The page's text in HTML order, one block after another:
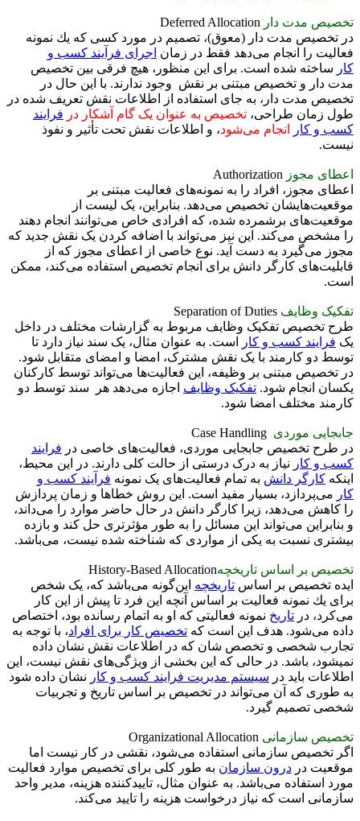
تخصیص مدت دار Deferred Allocation
در تخصیص مدت دار (معوق)، تصمیم در مورد كسی که یك نمونه
فعالیت را انجام می‌دهد فقط در زمان اجرای فرآیند کسب و
کار ساخته شده است. برای این منظور، هیچ فرقی بین تخصیص
مدت دار و تخصیص مبتنی بر نقش وجود ندارند. با این حال در
تخصیص مدت دار، به جای استفاده از اطلاعات نقش تعریف شده در
طول زمان طراحی، تخصیص به عنوان یک گام آشکار در فرایند
کسب و کار
انجام می‌شود، و اطلاعات نقش تحت تأثیر و نفوذ
نیست.
اعطای مجوز Authorization
اعطای مجوز، افراد را به نمونه‌های فعالیت مبتنی بر
موقعیت‌هایشان تخصیص می‌دهد. بنابراین، یک لیست از
موقعیت‌های برشمرده شده، که افرادی خاص می‌توانند انجام دهند
را مشخص می‌كند. این نیز می‌تواند با اضافه کردن یک نقش جدید كه
مجوز می‌گیرد به دست آید. نوع خاصی از اعطای مجوز که از
قابلیت‌های کارگر دانش برای انجام تخصیص استفاده می‌کند، ممکن
است.
تفکیک وظایف Separation of Duties
طرح تخصیص تفکیک وظایف مربوط به گزارشات مختلف در داخل
یک فرایند کسب و کار
است. به عنوان مثال، یک سند نیاز دارد تا
توسط دو کارمند با یک نقش مشترک، امضا و امضای متقابل شود.
در تخصیص مبتنی بر وظیفه، این فعالیت‌ها می‌تواند توسط کارکنان
یکسان انجام شود. تفکیک وظایف اجازه می‌دهد هر سند توسط دو
کارمند مختلف امضا شود.
جابجایی موردی
در طرح تخصیص جابجایی موردی، فعالیت‌های خاصی در فرایند
کسب و کار نیاز به درک درستی از حالت کلی دارند. در این محیط،
اینکه کارگر دانش به تمام فعالیت‌های یک نمونه فرآیند کسب و
کار می‌پردازد، بسیار مفید است. این روش خطاها و زمان پردازش
را کاهش می‌دهد، زیرا کارگر دانش در حال حاضر موارد را می‌داند،
و بنابراین می‌تواند این مسائل را به طور مؤثرتری حل کند و بازده
بیشتری نسبت به یکی از مواردی كه شناخته شده نیست، می‌باشد.
تخصیص بر اساس تاریخچهHistory-Based Allocation
ایده تخصیص بر اساس تاریخچه این‌گونه می‌باشد که، یک شخص
برای یك نمونه فعالیت بر اساس آنچه این فرد تا پیش از این کار
می‌کرد، در تاریخ نمونه فعالیتی که او به اتمام رسانده بود، اختصاص
داده می‌شود. هدف این است که تخصیص کار برای افراد، با توجه به
تجارب شخصی و تخصص شان که در اطلاعات نقش نشان داده
نمیشود، باشد. در حالی که این بخشی از ویژگی‌های نقش نیست، این
اطلاعات باید در سیستم مدیریت فرایند کسب و کار نشان داده شود
به طوری که آن می‌تواند در تخصیص بر اساس تاریخ و تجربیات
شخصی تصمیم گیرد.
تخصیص سازمانی Organizational Allocation
اگر تخصیص سازمانی استفاده می‌شود، نقشی در کار نیست اما
موقعیت در درون سازمان به طور کلی برای تخصیص موارد فعالیت
مورد استفاده می‌باشد. به عنوان مثال، تاییدکننده هزینه، مدیر واحد
سازمانی است که نیاز درخواست هزینه را تایید می‌کند.